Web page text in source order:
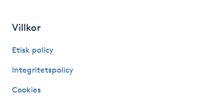
Gruppträning
Villkor
Etisk policy
Integritetspolicy
Cookies